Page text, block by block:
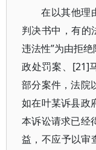
在以其他理
判决书中，有的
违法性”为由拒
政处罚案、[21]
部分案件，法院
如在叶某诉县政
本诉讼请求已经
益，不应予以审